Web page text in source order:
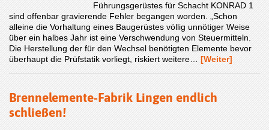
Führungsgerüstes für Schacht KONRAD 1
sind offenbar gravierende Fehler begangen worden. „Schon
alleine die Vorhaltung eines Baugerüstes völlig unnötiger Weise
über ein halbes Jahr ist eine Verschwendung von Steuermitteln.
Die Herstellung der für den Wechsel benötigten Elemente bevor
überhaupt die Prüfstatik vorliegt, riskiert weitere… [Weiter]
Brennelemente-Fabrik Lingen endlich
schließen!